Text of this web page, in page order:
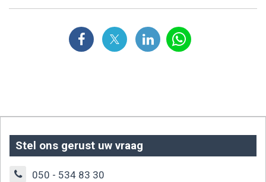
Stel ons gerust uw vraag
050 - 534 83 30